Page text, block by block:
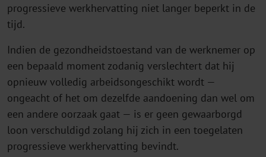
progressieve werkhervatting niet langer beperkt in de
tijd.
Indien de gezondheidstoestand van de werknemer op
een bepaald moment zodanig verslechtert dat hij
opnieuw volledig arbeidsongeschikt wordt —
ongeacht of het om dezelfde aandoening dan wel om
een andere oorzaak gaat — is er geen gewaarborgd
loon verschuldigd zolang hij zich in een toegelaten
progressieve werkhervatting bevindt.